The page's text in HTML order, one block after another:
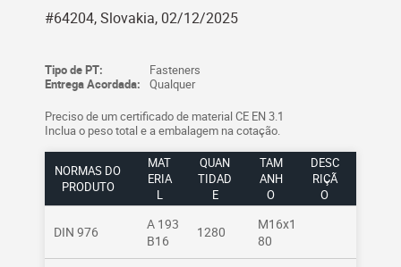
#64204, Slovakia, 02/12/2025
Tipo de PT:
Fasteners
Entrega Acordada:
Qualquer
Preciso de um certificado de material CE EN 3.1
Inclua o peso total e a embalagem na cotação.
NORMAS DO
PRODUTO
MAT
ERIA
L
QUAN
TIDAD
E
TAM
ANH
O
DESC
RIÇÃ
O
DIN 976
A 193
B16
1280
M16x1
80